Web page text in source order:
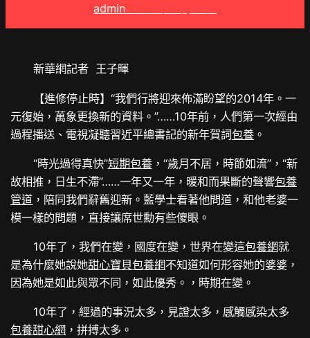
admin
新華網記者 王子暉
【進修停止時】“我們行將迎來佈滿盼望的2014年。一
元復始，萬象更換新的資料。”……10年前，人們第一次經由
過程播送、電視凝聽習近平總書記的新年賀詞包養 。
“時光過得真快”短期包養，“歲月不居，時節如流”，“新
故相推，日生不滯”……一年又一年，暖和而果斷的聲響包養
管道 ，陪同我們辭舊迎新。藍學士看著他問道，和他老婆一
模一樣的問題，直接讓席世勳有些傻眼。
10年了，我們在變，國度在變，世界在變這包養網就
是為什麼她說她甜心寶貝包養網不知道如何形容她的婆婆，
因為她是如此與眾不同，如此優秀。，時期在變。
10年了，經過的事況太多，見證太多，感觸感染太多
包養甜心網 ，拼搏太多。